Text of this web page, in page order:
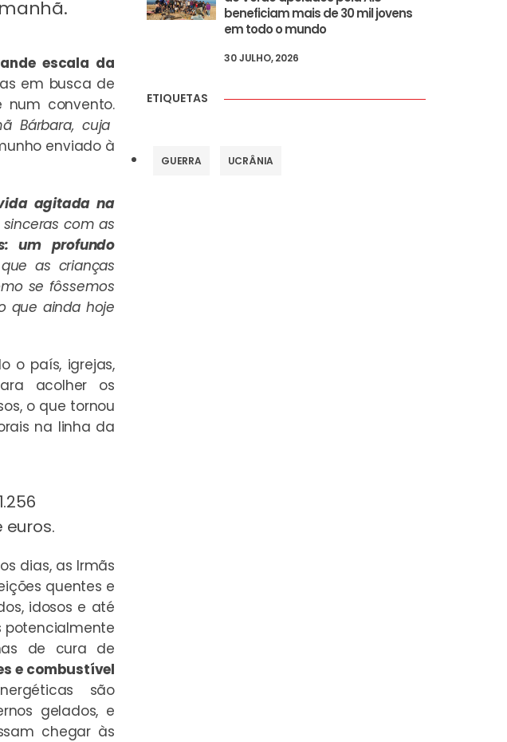
escala da
em busca de
num convento.
Bárbara, cuja
enviado à
agitada na
com as
um profundo
as crianças
se fôssemos
que ainda hoje
o país, igrejas,
acolher os
o que tornou
na linha da
euros.
dias, as Irmãs
quentes e
idosos e até
potencialmente
de cura de
e combustível
são
gelados, e
chegar às
beneficiam mais de 30 mil jovens
em todo o mundo
30 JULHO, 2026
ETIQUETAS
GUERRA UCRÂNIA